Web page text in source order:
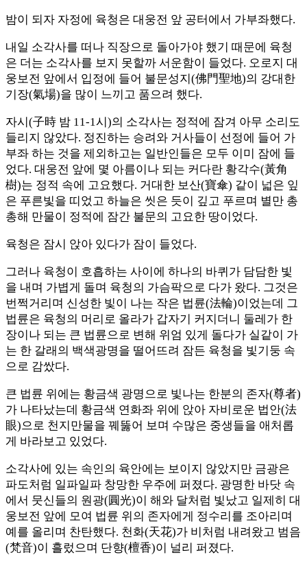
밤이 되자 자정에 육청은 대웅전 앞 공터에서 가부좌했다.
내일 소각사를 떠나 직장으로 돌아가야 했기 때문에 육청
은 더는 소각사를 보지 못할까 서운함이 들었다. 오로지 대
웅보전 앞에서 입정에 들어 불문성지(佛門聖地)의 강대한
기장(氣場)을 많이 느끼고 품으려 했다.
자시(子時 밤 11-1시)의 소각사는 정적에 잠겨 아무 소리도
들리지 않았다. 정진하는 승려와 거사들이 선정에 들어 가
부좌 하는 것을 제외하고는 일반인들은 모두 이미 잠에 들
었다. 대웅전 앞에 몇 아름이나 되는 커다란 황각수(黃角
樹)는 정적 속에 고요했다. 거대한 보산(寶傘) 같이 넓은 잎
은 푸른빛을 띠었고 하늘은 씻은 듯이 깊고 푸르며 별만 총
총해 만물이 정적에 잠간 불문의 고요한 땅이었다.
육청은 잠시 앉아 있다가 잠이 들었다.
그러나 육청이 호흡하는 사이에 하나의 바퀴가 담담한 빛
을 내며 가볍게 돌며 육청의 가슴팍으로 다가 왔다. 그것은
번쩍거리며 신성한 빛이 나는 작은 법륜(法輪)이었는데 그
법륜은 육청의 머리로 올라가 갑자기 커지더니 둘레가 한
장이나 되는 큰 법륜으로 변해 위엄 있게 돌다가 실같이 가
는 한 갈래의 백색광명을 떨어뜨려 잠든 육청을 빛기둥 속
으로 감쌌다.
큰 법륜 위에는 황금색 광명으로 빛나는 한분의 존자(尊者)
가 나타났는데 황금색 연화좌 위에 앉아 자비로운 법안(法
眼)으로 천지만물을 꿰뚫어 보며 수많은 중생들을 애처롭
게 바라보고 있었다.
소각사에 있는 속인의 육안에는 보이지 않았지만 금광은
파도처럼 일파일파 창망한 우주에 퍼졌다. 광명한 바닷 속
에서 뭇신들의 원광(圓光)이 해와 달처럼 빛났고 일제히 대
웅보전 앞에 모여 법륜 위의 존자에게 정수리를 조아리며
예를 올리며 찬탄했다. 천화(天花)가 비처럼 내려왔고 범음
(梵音)이 흘렀으며 단향(檀香)이 널리 퍼졌다.